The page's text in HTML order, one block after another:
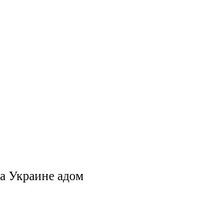
Украине адом